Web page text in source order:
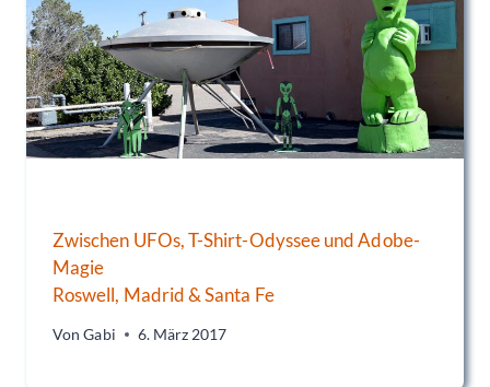
Zwischen UFOs, T-Shirt-Odyssee und Adobe-
Magie
Roswell, Madrid & Santa Fe
Von Gabi 6. März 2017